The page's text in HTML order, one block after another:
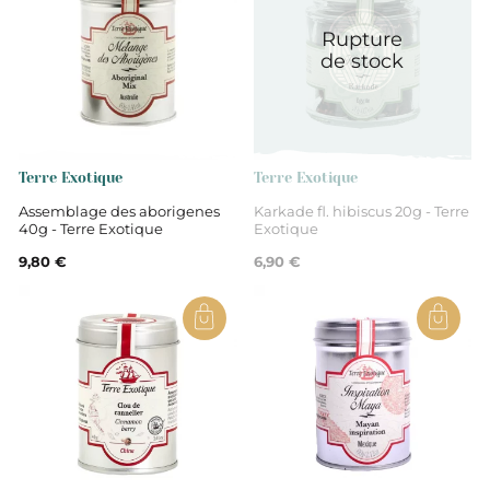
Centre-Val de Loire
cannelle, anis vert, fenouil, coriandre,
gingembre, clou de girofle, cardamome verte,
muscade, poivre noir.
Épices
Terre Exotique
Assemblage des aborigenes
40g - Terre Exotique
9,80 €
Rupture
de stock
Terre Exotique
Karkade fl. hibiscus 20g - Terre
Exotique
6,90 €